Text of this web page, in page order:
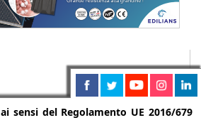
sensi del Regolamento UE 2016/679